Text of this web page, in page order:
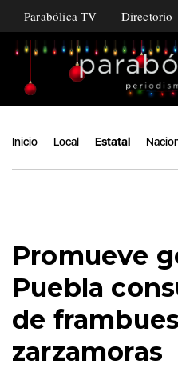
Parabólica TV Directorio
Inicio Local Estatal
Promueve
Puebla
de
zarzamoras